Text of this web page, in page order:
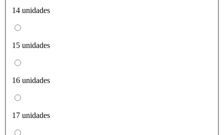
14 unidades
15 unidades
16 unidades
17 unidades